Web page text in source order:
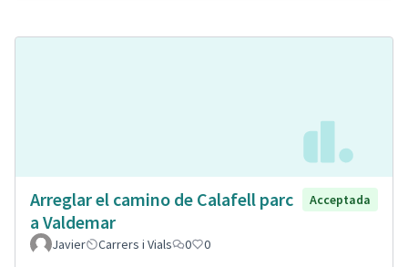
Arreglar el camino de Calafell parc
a Valdemar
Acceptada
Javier Carrers i Vials 0 0